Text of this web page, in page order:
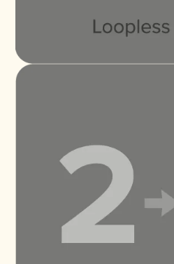
Proxima Nova Thai Looped
มหานวด
มหานว